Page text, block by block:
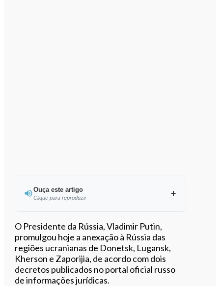
Ouça este artigo
Clique para reproduzir
Ouvir este artigo
O Presidente da Rússia, Vladimir Putin,
promulgou hoje a anexação à Rússia das
regiões ucranianas de Donetsk, Lugansk,
Kherson e Zaporijia, de acordo com dois
decretos publicados no portal oficial russo
de informações jurídicas.